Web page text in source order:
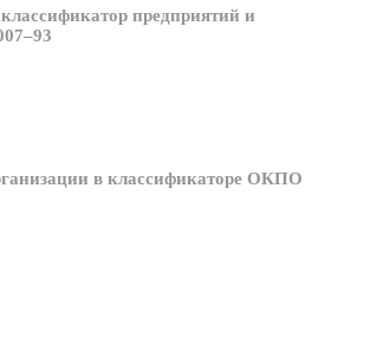
предприятий и
в классификаторе ОКПО